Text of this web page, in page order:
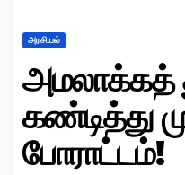
அரசியல்
அமலாக்கத்
கண்டித்து
போராட்டம்!